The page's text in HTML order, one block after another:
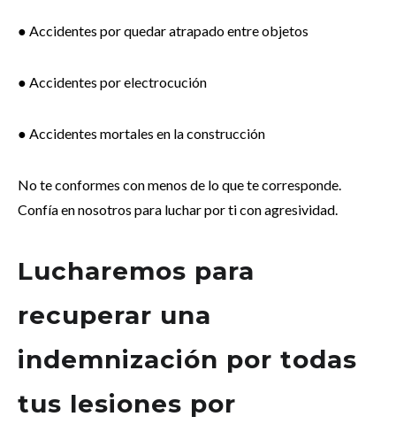
● Accidentes por quedar atrapado entre objetos
● Accidentes por electrocución
● Accidentes mortales en la construcción
No te conformes con menos de lo que te corresponde.
Confía en nosotros para luchar por ti con agresividad.
Lucharemos para
recuperar una
indemnización por todas
tus lesiones por